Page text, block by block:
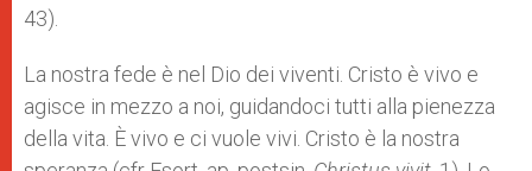
43).
La nostra fede è nel Dio dei viventi. Cristo è vivo e
agisce in mezzo a noi, guidandoci tutti alla pienezza
della vita. È vivo e ci vuole vivi. Cristo è la nostra